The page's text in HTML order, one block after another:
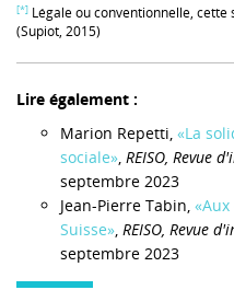
[*] Légale ou conventionnelle,
(Supiot, 2015)
Lire également :
Marion Repetti, «La
sociale», REISO, Revue
septembre 2023
Jean-Pierre Tabin,
Suisse», REISO, Revue
septembre 2023